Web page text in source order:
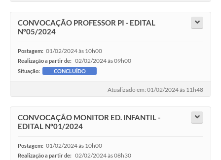
CONVOCAÇÃO PROFESSOR PI - EDITAL
Nº05/2024
Postagem: 01/02/2024 às 10h00
Realização a partir de: 02/02/2024 às 09h00
Situação: CONCLUÍDO
Atualizado em: 01/02/2024 às 11h48
CONVOCAÇÃO MONITOR ED. INFANTIL -
EDITAL Nº01/2024
Postagem: 01/02/2024 às 10h00
Realização a partir de: 02/02/2024 às 08h30